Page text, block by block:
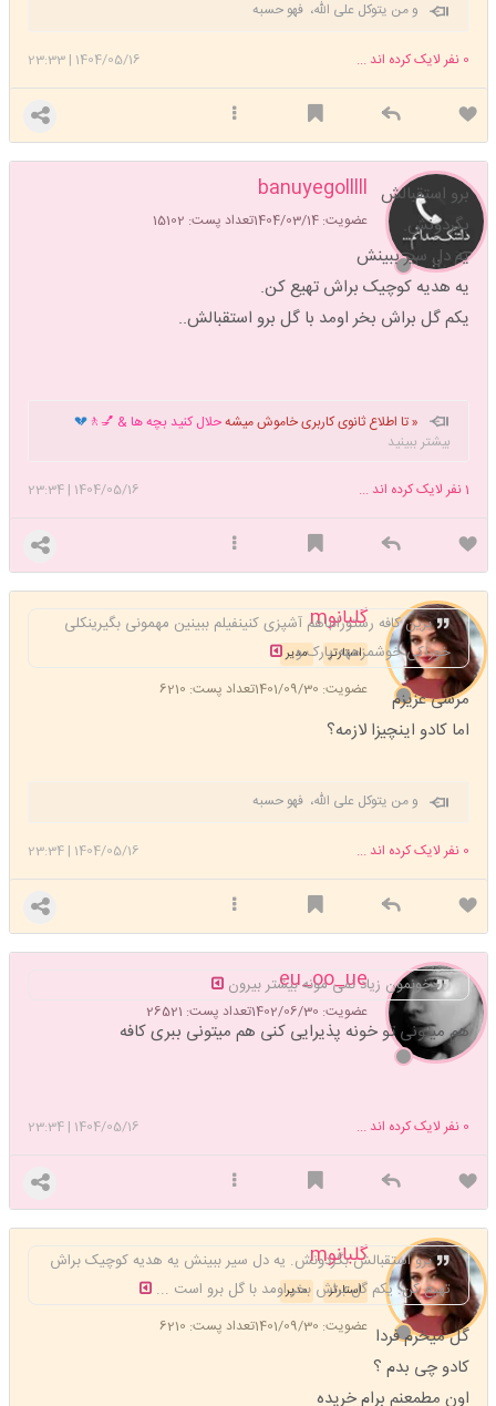
و من یتوکل علی الله، فهو حسبه
1404/05/16
|
23:33 0 نفر لایک کرده اند ...
banuyegolllll
عضویت: 1404/03/14 تعداد پست: 15102
برو استقبالش
بگردونش.
یه دل سیر ببینش
یه هدیه کوچیک براش تهیع کن.
یکم گل براش بخر اومد با گل برو استقبالش..
« تا اطلاع ثانوی کاربری خاموش میشهحلال کنید بچه ها & 💅🚶 💔
بیشتر ببینید
1404/05/16
|
23:34 1نفر لایک کرده اند ...
گلبانوm
مدیر استارتر
عضویت: 1401/09/30 تعداد پست: 6210
برین کافه رستورانباهم آشپزی کنینفیلم ببینین مهمونی بگیرینکلی
خوراکی خوشمزههه پارک و..
مرسی عزیزم
اما کادو اینچیزا لازمه؟
و من یتوکل علی الله، فهو حسبه
1404/05/16
|
23:34 0 نفر لایک کرده اند ...
eu_oo_ue
عضویت: 1402/06/30 تعداد پست: 26521
خونمون زیاد نمی مونه بیشتر بیرون
هم میتونی تو خونه پذیرایی کنی هم میتونی ببری کافه
1404/05/16
|
23:34 0 نفر لایک کرده اند ...
گلبانوm
مدیر استارتر
عضویت: 1401/09/30 تعداد پست: 6210
برو استقبالش بگردونش. یه دل سیر ببینش یه هدیه کوچیک براش
تهیع کن. یکم گل براش بخر اومد با گل برو است ...
گل میخرم فردا
کادو چی بدم ؟
اون مطمعنم برام خریده